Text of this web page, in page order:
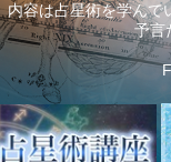
内容は占星術を学んで
予言